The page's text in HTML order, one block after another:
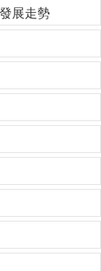
展走勢